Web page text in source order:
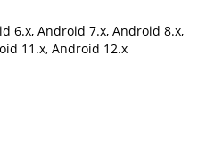
6.x, Android 7.x, Android 8.x,
11.x, Android 12.x